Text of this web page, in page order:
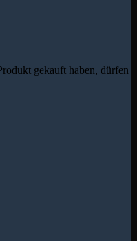
gekauft haben, dürfen